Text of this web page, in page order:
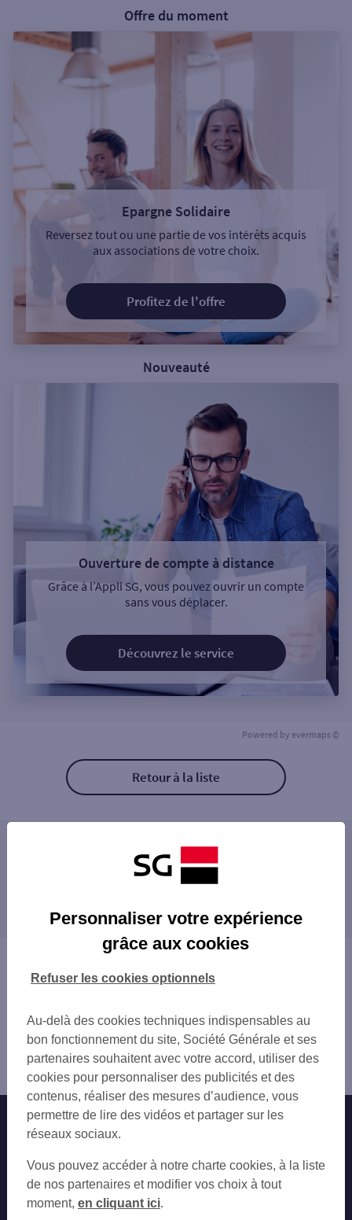
Offre du moment
Epargne Solidaire
Reversez tout ou une partie de vos intérêts acquis
aux associations de votre choix.
Profitez de l'offre
Nouveauté
Ouverture de compte à distance
Grâce à l’Appli SG, vous pouvez ouvrir un compte
sans vous déplacer.
Découvrez le service
Powered by evermaps ©
Retour à la liste
Les distributeurs/automates à proximité
HIRSON 10 RUE CHARLES DE GAULLE
FOURMIES 28 RUE JEAN JAURES
CARREFOUR FOURMIES
proximité
Vous êtes ici : Accueil
Trouver une agence bancaire
Aisne
Hirson
Distributeur/automate HIRSON 17 RUE CHARLES DE
GAULLE
Nos engagements Nous contacter
Autres sites SG
Professionnels
Entreprises
Personnaliser votre expérience
grâce aux cookies
Au-delà des cookies techniques indispensables au
bon fonctionnement du site, Société Générale et ses
partenaires souhaitent avec votre accord, utiliser des
cookies pour personnaliser des publicités et des
contenus, réaliser des mesures d’audience, vous
permettre de lire des vidéos et partager sur les
réseaux sociaux.
Vous pouvez accéder à notre charte cookies, à la liste
de nos partenaires et modifier vos choix à tout
moment, en cliquant ici.
Refuser les cookies optionnels